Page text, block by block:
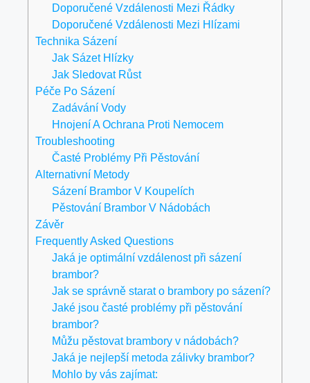
Doporučené Vzdálenosti Mezi Řádky
Doporučené Vzdálenosti Mezi Hlízami
Technika Sázení
Jak Sázet Hlízky
Jak Sledovat Růst
Péče Po Sázení
Zadávání Vody
Hnojení A Ochrana Proti Nemocem
Troubleshooting
Časté Problémy Při Pěstování
Alternativní Metody
Sázení Brambor V Koupelích
Pěstování Brambor V Nádobách
Závěr
Frequently Asked Questions
Jaká je optimální vzdálenost při sázení
brambor?
Jak se správně starat o brambory po sázení?
Jaké jsou časté problémy při pěstování
brambor?
Můžu pěstovat brambory v nádobách?
Jaká je nejlepší metoda zálivky brambor?
Mohlo by vás zajímat: